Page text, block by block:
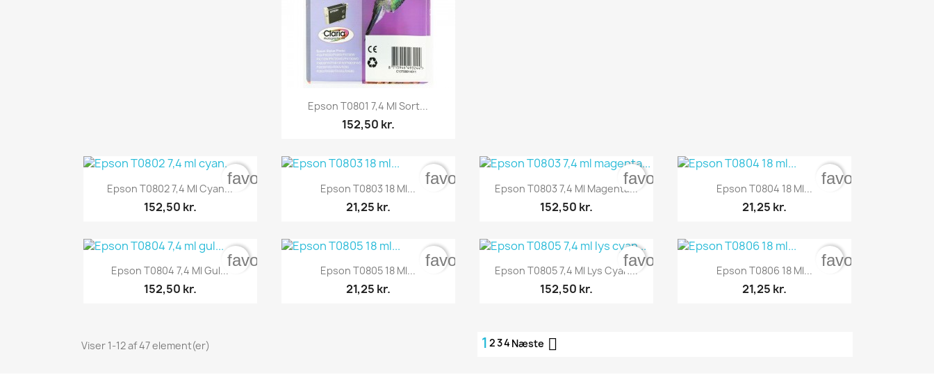
 Vis her
Epson T0801 7,4 Ml Sort...
152,50 kr.
 Vis her
Epson T0802 7,4 Ml Cyan...
152,50 kr.
favorite_border  Vis her
Epson T0803 18 Ml...
21,25 kr.
favorite_border  Vis her
Epson T0803 7,4 Ml Magenta...
152,50 kr.
favorite_border  Vis her
Epson T0804 18 Ml...
21,25 kr.
favorite_border
 Vis her
Epson T0804 7,4 Ml Gul...
152,50 kr.
favorite_border  Vis her
Epson T0805 18 Ml...
21,25 kr.
favorite_border  Vis her
Epson T0805 7,4 Ml Lys Cyan...
152,50 kr.
favorite_border  Vis her
Epson T0806 18 Ml...
21,25 kr.
favorite_border
Viser 1-12 af 47 element(er) 1 234 Næste 